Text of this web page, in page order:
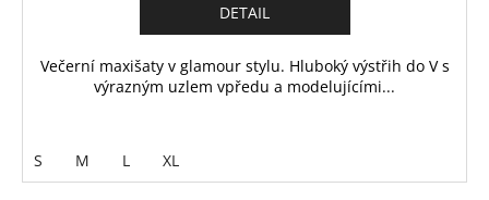
DETAIL
Večerní maxišaty v glamour stylu. Hluboký výstřih do V s
výrazným uzlem vpředu a modelujícími...
S M L XL